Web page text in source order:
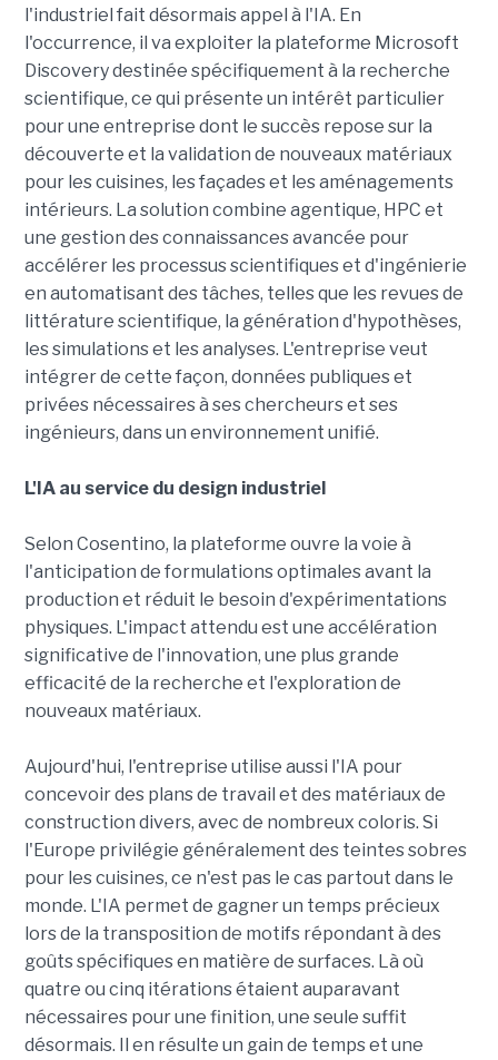
l'industriel fait désormais appel à l'IA. En
l'occurrence, il va exploiter la plateforme Microsoft
Discovery destinée spécifiquement à la recherche
scientifique, ce qui présente un intérêt particulier
pour une entreprise dont le succès repose sur la
découverte et la validation de nouveaux matériaux
pour les cuisines, les façades et les aménagements
intérieurs. La solution combine agentique, HPC et
une gestion des connaissances avancée pour
accélérer les processus scientifiques et d'ingénierie
en automatisant des tâches, telles que les revues de
littérature scientifique, la génération d'hypothèses,
les simulations et les analyses. L'entreprise veut
intégrer de cette façon, données publiques et
privées nécessaires à ses chercheurs et ses
ingénieurs, dans un environnement unifié.
L'IA au service du design industriel
Selon Cosentino, la plateforme ouvre la voie à
l'anticipation de formulations optimales avant la
production et réduit le besoin d'expérimentations
physiques. L'impact attendu est une accélération
significative de l'innovation, une plus grande
efficacité de la recherche et l'exploration de
nouveaux matériaux.
Aujourd'hui, l'entreprise utilise aussi l'IA pour
concevoir des plans de travail et des matériaux de
construction divers, avec de nombreux coloris. Si
l'Europe privilégie généralement des teintes sobres
pour les cuisines, ce n'est pas le cas partout dans le
monde. L'IA permet de gagner un temps précieux
lors de la transposition de motifs répondant à des
goûts spécifiques en matière de surfaces. Là où
quatre ou cinq itérations étaient auparavant
nécessaires pour une finition, une seule suffit
désormais. Il en résulte un gain de temps et une